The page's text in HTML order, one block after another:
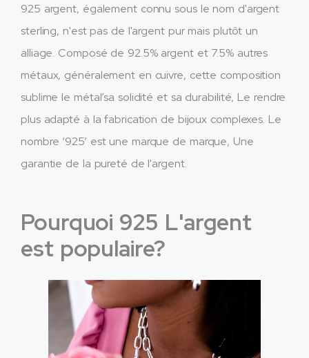
925 argent, également connu sous le nom d'argent
sterling, n'est pas de l'argent pur mais plutôt un
alliage. Composé de 92.5% argent et 7.5% autres
métaux, généralement en cuivre, cette composition
sublime le métal’sa solidité et sa durabilité, Le rendre
plus adapté à la fabrication de bijoux complexes. Le
nombre ‘925’ est une marque de marque, Une
garantie de la pureté de l'argent.
Pourquoi 925 L'argent
est populaire?